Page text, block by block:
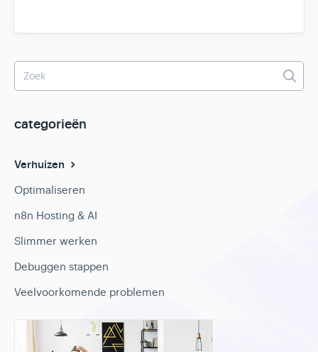
categorieën
Verhuizen
Optimaliseren
n8n Hosting & AI
Slimmer werken
Debuggen stappen
Veelvoorkomende problemen